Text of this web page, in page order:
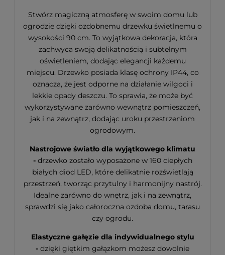
Stwórz magiczną atmosferę w swoim domu lub
ogrodzie dzięki ozdobnemu drzewku świetlnemu o
wysokości 90 cm. To wyjątkowa dekoracja, która
zachwyca swoją delikatnością i subtelnym
oświetleniem, dodając elegancji każdemu
miejscu. Drzewko posiada klasę ochrony IP44, co
oznacza, że jest odporne na działanie wilgoci i
lekkie opady deszczu. To sprawia, że może być
wykorzystywane zarówno wewnątrz pomieszczeń,
jak i na zewnątrz, dodając uroku przestrzeniom
ogrodowym.
Nastrojowe światło dla wyjątkowego klimatu
-drzewko zostało wyposażone w 160 ciepłych
białych diod LED, które delikatnie rozświetlają
przestrzeń, tworząc przytulny i harmonijny nastrój.
Idealne zarówno do wnętrz, jak i na zewnątrz,
sprawdzi się jako całoroczna ozdoba domu, tarasu
czy ogrodu.
Elastyczne gałęzie dla indywidualnego stylu
- dzięki giętkim gałązkom możesz dowolnie